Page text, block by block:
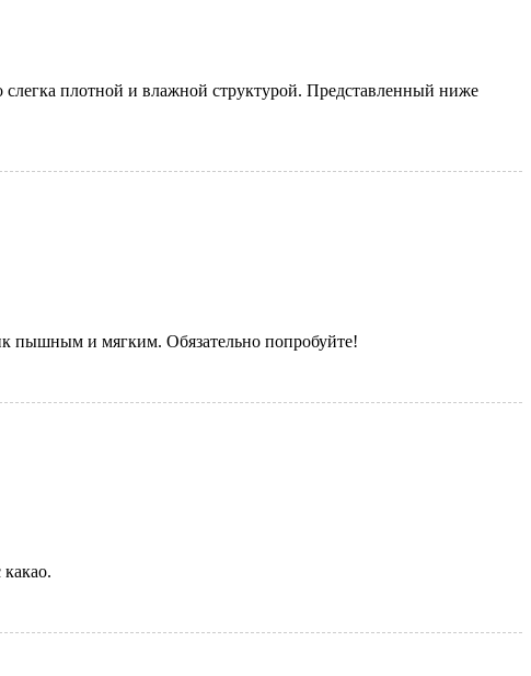
плотной и влажной структурой. Представленный ниже
пышным и мягким. Обязательно попробуйте!